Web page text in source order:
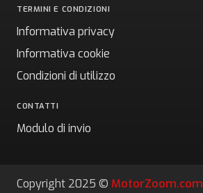
TERMINI E CONDIZIONI
Informativa privacy
Informativa cookie
Condizioni di utilizzo
CONTATTI
Modulo di invio
Copyright 2025 © MotorZoom.com